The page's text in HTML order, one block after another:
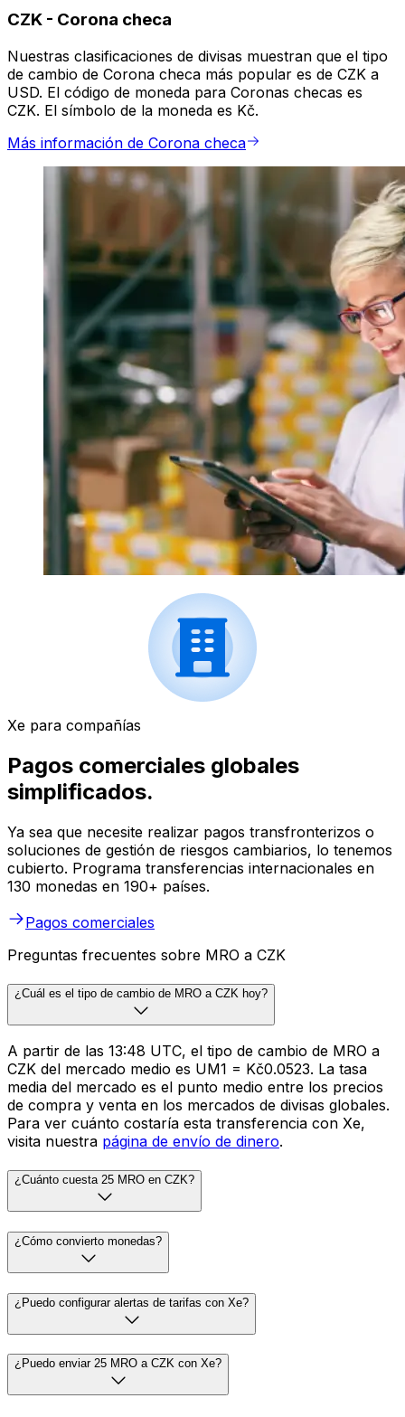
CZK - Corona checa
Nuestras clasificaciones de divisas muestran que el tipo
de cambio de Corona checa más popular es de CZK a
USD. El código de moneda para Coronas checas es
CZK. El símbolo de la moneda es Kč.
Más información de Corona checa
Xe para compañías
Pagos comerciales globales
simplificados.
Ya sea que necesite realizar pagos transfronterizos o
soluciones de gestión de riesgos cambiarios, lo tenemos
cubierto. Programa transferencias internacionales en
130 monedas en 190+ países.
Pagos comerciales
Preguntas frecuentes sobre MRO a CZK
¿Cuál es el tipo de cambio de MRO a CZK hoy?
A partir de las 13:48 UTC, el tipo de cambio de MRO a
CZK del mercado medio es UM1 = Kč0.0523. La tasa
media del mercado es el punto medio entre los precios
de compra y venta en los mercados de divisas globales.
Para ver cuánto costaría esta transferencia con Xe,
visita nuestra página de envío de dinero.
¿Cuánto cuesta 25 MRO en CZK?
¿Cómo convierto monedas?
¿Puedo configurar alertas de tarifas con Xe?
¿Puedo enviar 25 MRO a CZK con Xe?